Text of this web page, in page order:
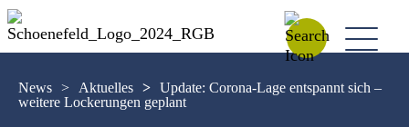
News > Aktuelles > Update: Corona-Lage entspannt sich –
weitere Lockerungen geplant